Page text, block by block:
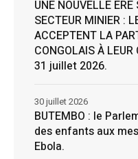
UNE NOUVELLE ÈRE
SECTEUR MINIER :
ACCEPTENT LA
CONGOLAIS À
31 juillet 2026.
BUTEMBO : le
des enfants aux
Ebola.
30 juillet 2026